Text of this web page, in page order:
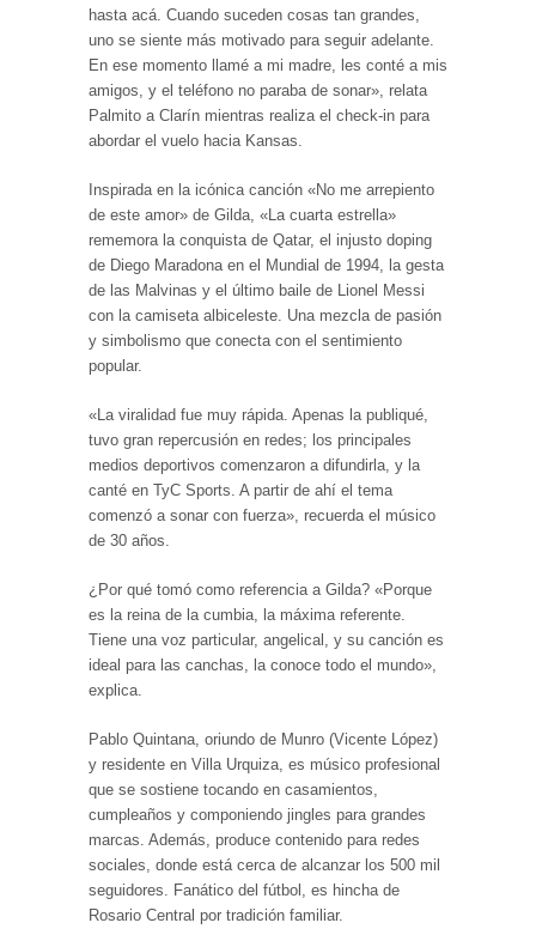
hasta acá. Cuando suceden cosas tan grandes,
uno se siente más motivado para seguir adelante.
En ese momento llamé a mi madre, les conté a mis
amigos, y el teléfono no paraba de sonar», relata
Palmito a Clarín mientras realiza el check-in para
abordar el vuelo hacia Kansas.
Inspirada en la icónica canción «No me arrepiento
de este amor» de Gilda, «La cuarta estrella»
rememora la conquista de Qatar, el injusto doping
de Diego Maradona en el Mundial de 1994, la gesta
de las Malvinas y el último baile de Lionel Messi
con la camiseta albiceleste. Una mezcla de pasión
y simbolismo que conecta con el sentimiento
popular.
«La viralidad fue muy rápida. Apenas la publiqué,
tuvo gran repercusión en redes; los principales
medios deportivos comenzaron a difundirla, y la
canté en TyC Sports. A partir de ahí el tema
comenzó a sonar con fuerza», recuerda el músico
de 30 años.
¿Por qué tomó como referencia a Gilda? «Porque
es la reina de la cumbia, la máxima referente.
Tiene una voz particular, angelical, y su canción es
ideal para las canchas, la conoce todo el mundo»,
explica.
Pablo Quintana, oriundo de Munro (Vicente López)
y residente en Villa Urquiza, es músico profesional
que se sostiene tocando en casamientos,
cumpleaños y componiendo jingles para grandes
marcas. Además, produce contenido para redes
sociales, donde está cerca de alcanzar los 500 mil
seguidores. Fanático del fútbol, es hincha de
Rosario Central por tradición familiar.